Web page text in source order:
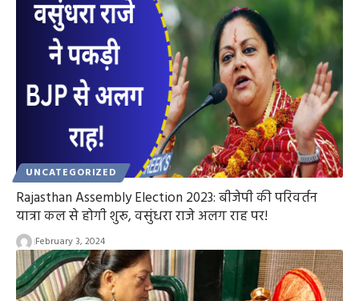
UNCATEGORIZED
Rajasthan Assembly Election 2023: बीजेपी की परिवर्तन
यात्रा कल से होगी शुरू, वसुंधरा राजे अलग राह पर!
February 3, 2024